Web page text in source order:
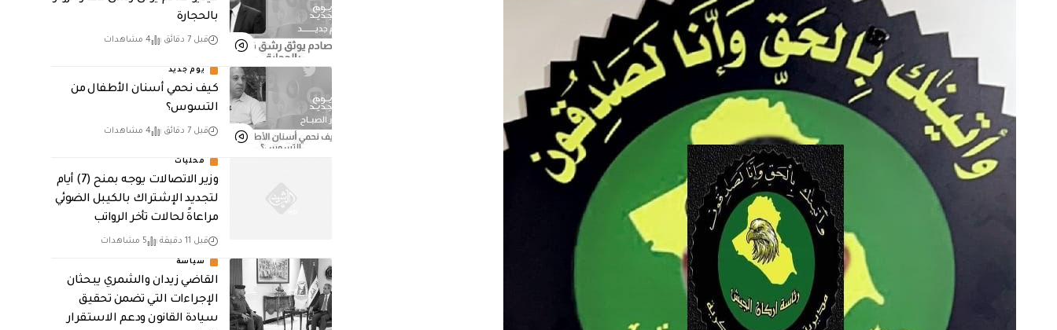
بالحجارة
قبل 7 دقائق 4 مشاهدات
يوم جديد
كيف نحمي أسنان الأطفال من
التسوس؟
قبل 7 دقائق 4 مشاهدات
محليات
وزير الاتصالات يوجه بمنح (7) أيام
لتجديد الإشتراك بالكيبل الضوئي
مراعاةً لحالات تأخر الرواتب
قبل 11 دقيقة 5 مشاهدات
سياسة
القاضي زيدان والشمري يبحثان
الإجراءات التي تضمن تحقيق
سيادة القانون ودعم الاستقرار